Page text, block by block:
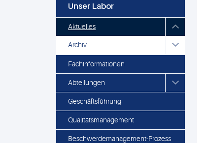
Unser Labor
Aktuelles
Archiv
Fachinformationen
Abteilungen
Geschäftsführung
Qualitätsmanagement
Beschwerdemanagement-Prozess